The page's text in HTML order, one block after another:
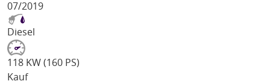
07/2019
Diesel
118 KW (160 PS)
Kauf